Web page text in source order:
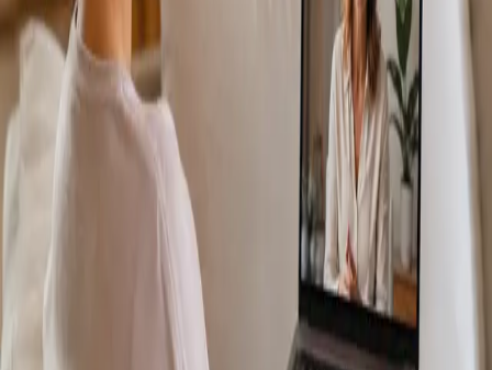
Consulta Online Flebologia y Linfologia
From
€150
Duration
Consulta Online Flebologia y Linfologia
Reservar cita
Dermatología Especialista